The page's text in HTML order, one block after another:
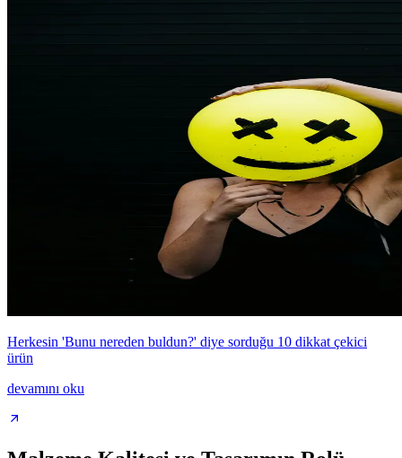
Herkesin 'Bunu nereden buldun?' diye sorduğu 10 dikkat çekici
ürün
devamını oku